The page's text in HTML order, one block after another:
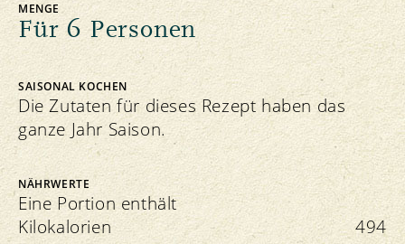
MENGE
Für 6 Personen
SAISONAL KOCHEN
Die Zutaten für dieses Rezept haben das
ganze Jahr Saison.
NÄHRWERTE
Eine Portion enthält
Kilokalorien
494